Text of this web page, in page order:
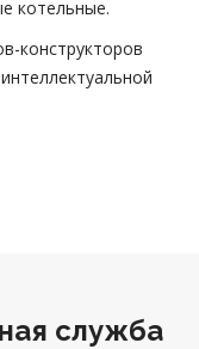
котельные.
конструкторов
служба